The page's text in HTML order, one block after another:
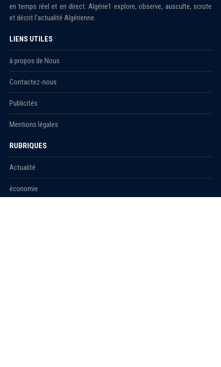
en temps réel et en direct. Algérie1 explore, observe, ausculte, scrute
et décrit l'actualité Algérienne.
LIENS UTILES
à propos de Nous
Contactez-nous
Publicités
Mentions légales
RUBRIQUES
Actualité
économie